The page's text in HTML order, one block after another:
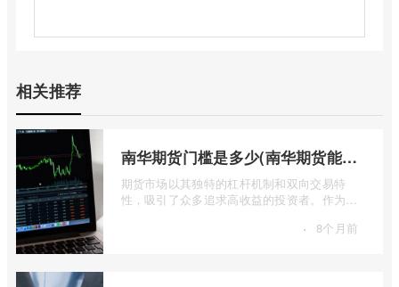
相关推荐
南华期货门槛是多少(南华期货能做国际期货吗)
期货市场以其独特的杠杆机制和双向交易特
性，吸引了众多追求高收益的投资者。作为中
· 8个月前